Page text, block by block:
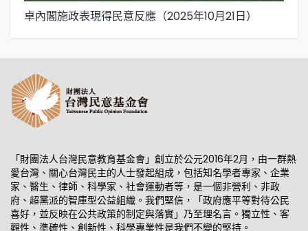
卓內閣施政表現得民意反應（2025年10月21日）
「財團法人台灣民意教育基金會」創立於公元2016年2月，由一群熱
愛台灣、關心台灣民主的人士發起組成，包括知名學者專家、企業
家、醫生、律師、科學家、社會運動者等，是一個非營利、非政
府、超黨派的智庫型公益組織。我們堅信，「政府應平等對待公民
喜好，並反映在公共政策的制定與落實」乃至理名言。獨立性、客
觀性、準確性、創新性、科學專業性是我們不變的堅持。